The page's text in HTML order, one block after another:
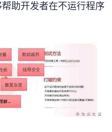
助开发者在不运行程序